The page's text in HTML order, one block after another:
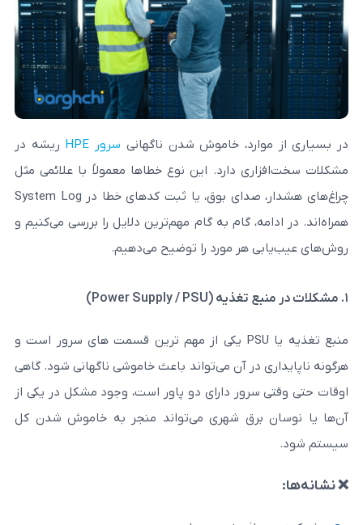
خاموش شدن ناگهانیسرور HPE
ریشه در
دارد. این نوع خطاها معمولاً با علائمی مثل
چراغ‌های هشدار، صدای بوق، یا ثبت کدهای خطا در System Log
گام‌ به ‌گام مهم‌ترین دلایل را بررسی می‌کنیم و
هر مورد را توضیح می‌دهیم.
منبع تغذیه یا PSU یکی از مهم ترین قسمت های سرور است و
در آن می‌تواند باعث خاموشی ناگهانی شود. گاهی
دارای دو پاور است، وجود مشکل در یکی از
شهری می‌تواند منجر به خاموش شدن کل